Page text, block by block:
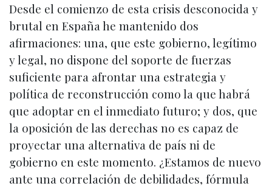
Desde el comienzo de esta crisis desconocida y
brutal en España he mantenido dos
afirmaciones: una, que este gobierno, legítimo
y legal, no dispone del soporte de fuerzas
suficiente para afrontar una estrategia y
política de reconstrucción como la que habrá
que adoptar en el inmediato futuro; y dos, que
la oposición de las derechas no es capaz de
proyectar una alternativa de país ni de
gobierno en este momento. ¿Estamos de nuevo
ante una correlación de debilidades, fórmula